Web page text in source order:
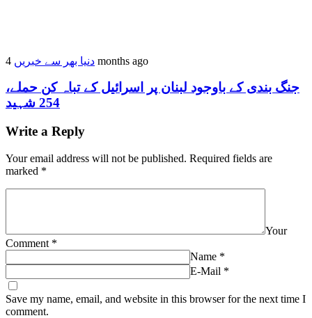
دنیا بھر سے خبریں 4 months ago
جنگ بندی کے باوجود لبنان پر اسرائیل کے تباہ کن حملے،
254 شہید
Write a Reply
Your email address will not be published. Required fields are
marked *
Your
Comment *
Name *
E-Mail *
Save my name, email, and website in this browser for the next time I
comment.